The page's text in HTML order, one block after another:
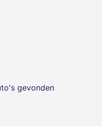
is van oorsprong een
robuustheid,
lease rijd je een
vooraf en profiteer
teruggave en
gevonden